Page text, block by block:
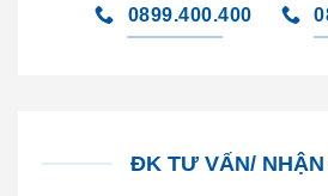
0899.400.400
ĐK TƯ VẤN/